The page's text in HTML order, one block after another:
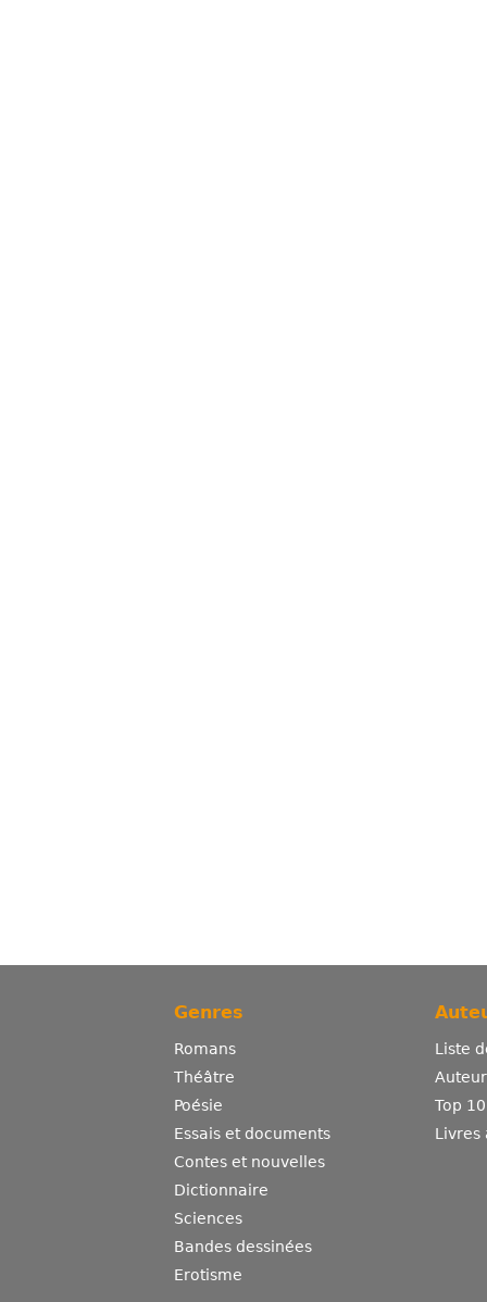
Genres
Romans
Théâtre
Poésie
Essais et documents
Contes et nouvelles
Dictionnaire
Sciences
Bandes dessinées
Erotisme
Liste
Top
Livres